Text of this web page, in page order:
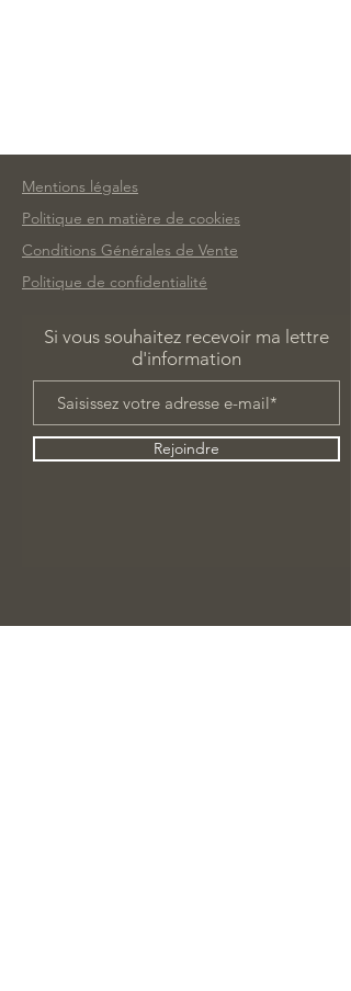
Mentions légales
Politique en matière de cookies
Conditions Générales de Vente
Politique de confidentialité
Si vous souhaitez recevoir ma lettre
d'information
Rejoindre